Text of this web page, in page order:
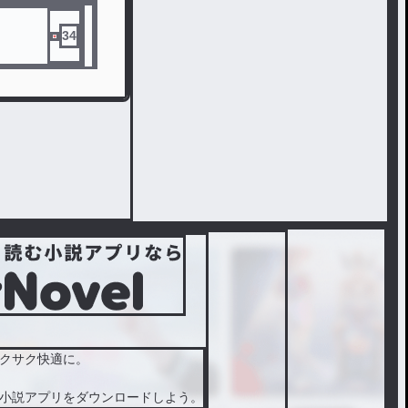
34
サク快適に。
説アプリをダウンロードしよう。